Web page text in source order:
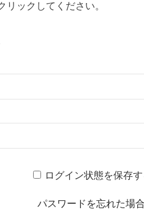
リックしてください。
ログイン状態を保存す
パスワードを忘れた場